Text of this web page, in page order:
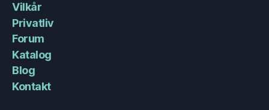
Vilkår
Privatliv
Forum
Katalog
Blog
Kontakt